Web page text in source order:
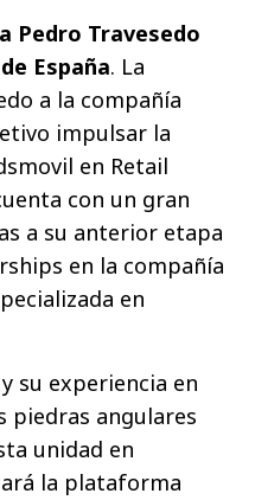
Pedro Travesedo
España. La
a la compañía
impulsar la
en Retail
con un gran
a su anterior etapa
en la compañía
en
su experiencia en
piedras angulares
unidad en
la plataforma